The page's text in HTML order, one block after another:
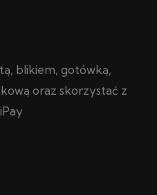
blikiem, gotówką,
oraz skorzystać z